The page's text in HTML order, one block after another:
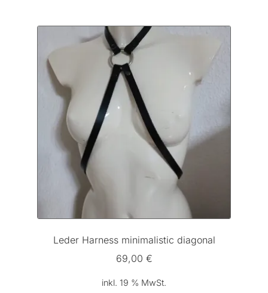
Leder Harness minimalistic diagonal
69,00 €
inkl. 19 % MwSt.